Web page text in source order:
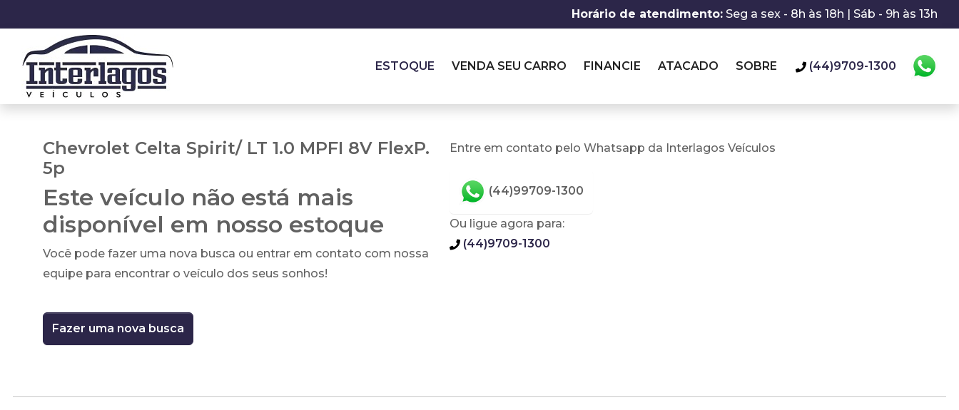
Horário de atendimento: Seg a sex - 8h às 18h | Sáb - 9h às 13h
ESTOQUE VENDA SEU CARRO FINANCIE ATACADO SOBRE (44)9709-1300
Chevrolet Celta Spirit/ LT 1.0 MPFI 8V FlexP.
5p
Este veículo não está mais
disponível em nosso estoque
Você pode fazer uma nova busca ou entrar em contato com nossa
equipe para encontrar o veículo dos seus sonhos!
Fazer uma nova busca
Entre em contato pelo Whatsapp da Interlagos Veículos
(44)99709-1300
Ou ligue agora para:
(44)9709-1300